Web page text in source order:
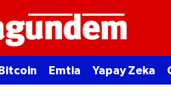
Bitcoin Emtia Yapay Zeka